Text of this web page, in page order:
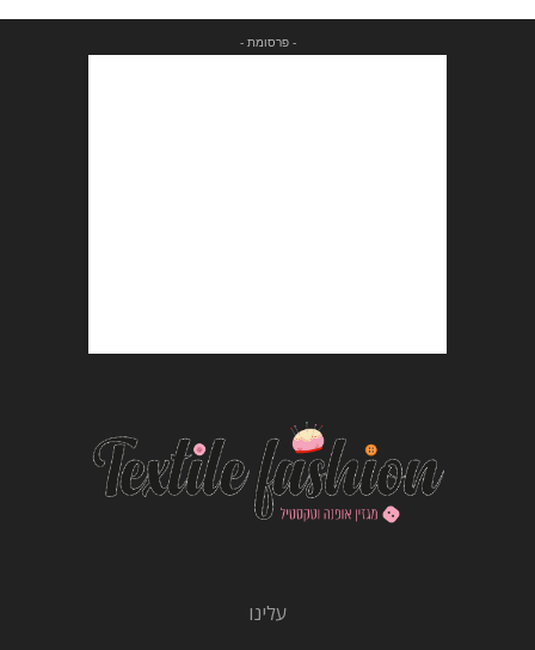
- פרסומת -
עלינו